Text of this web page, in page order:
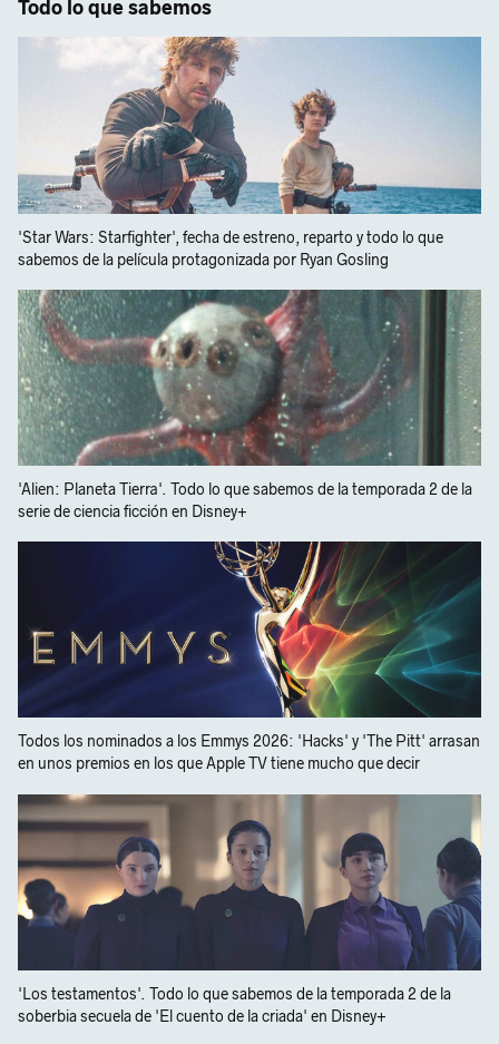
Todo lo que sabemos
'Star Wars: Starfighter', fecha de estreno, reparto y todo lo que
sabemos de la película protagonizada por Ryan Gosling
'Alien: Planeta Tierra'. Todo lo que sabemos de la temporada 2 de la
serie de ciencia ficción en Disney+
Todos los nominados a los Emmys 2026: 'Hacks' y 'The Pitt' arrasan
en unos premios en los que Apple TV tiene mucho que decir
'Los testamentos'. Todo lo que sabemos de la temporada 2 de la
soberbia secuela de 'El cuento de la criada' en Disney+